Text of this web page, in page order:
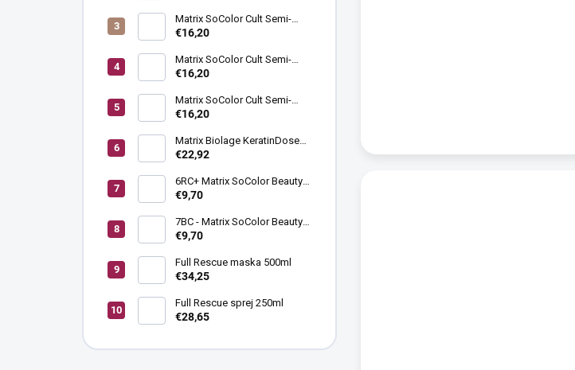
Matrix SoColor Cult Semi-
permanentná farba na vlasy
€16,20
Matrix SoColor Cult Semi-
permanentná farba na vlasy
€16,20
Matrix SoColor Cult Semi-
permanentná farba na vlasy
€16,20
Matrix Biolage KeratinDose
kondicionér 1000ml
€22,92
6RC+ Matrix SoColor Beauty
RED+ farba na vlasy 90ml
€9,70
7BC - Matrix SoColor Beauty
farba na vlasy 90ml
€9,70
Full Rescue maska 500ml
€34,25
Full Rescue sprej 250ml
€28,65